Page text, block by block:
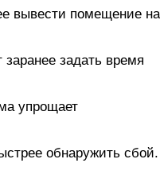
вывести помещение на
задать время
упрощает
обнаружить сбой.